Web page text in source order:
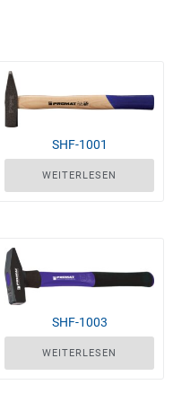
SHF-1001
WEITERLESEN
SHF-1003
WEITERLESEN